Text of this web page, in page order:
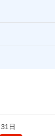
日